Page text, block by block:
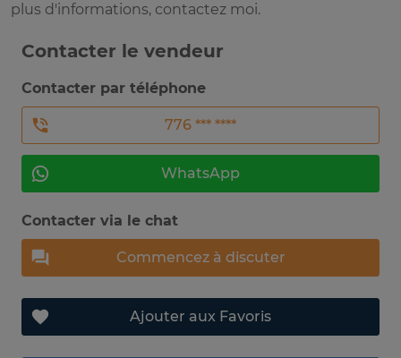
plus d'informations, contactez moi.
Contacter le vendeur
Contacter par téléphone
776 *** ****
WhatsApp
Contacter via le chat
Commencez à discuter
Ajouter aux Favoris